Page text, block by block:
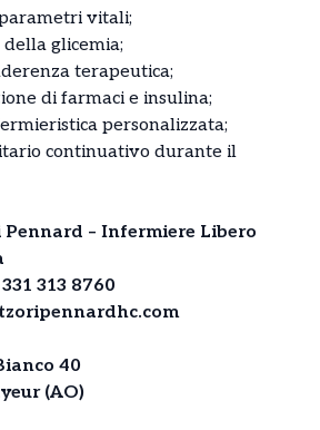
vitali;
glicemia;
terapeutica;
di farmaci e insulina;
personalizzata;
continuativo durante il
– Infermiere Libero
313 8760
40
(AO)